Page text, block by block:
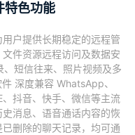
特色功能
户提供长期稳定的远程管
件资源远程访问及数据安
短信往来、照片视频及多
深度兼容 WhatsApp、
抖音、快手、微信等主流
消息、语音通话内容的恢
删除的聊天记录，均可通